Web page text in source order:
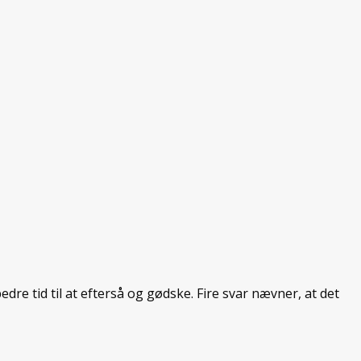
tid til at efterså og gødske. Fire svar nævner, at det